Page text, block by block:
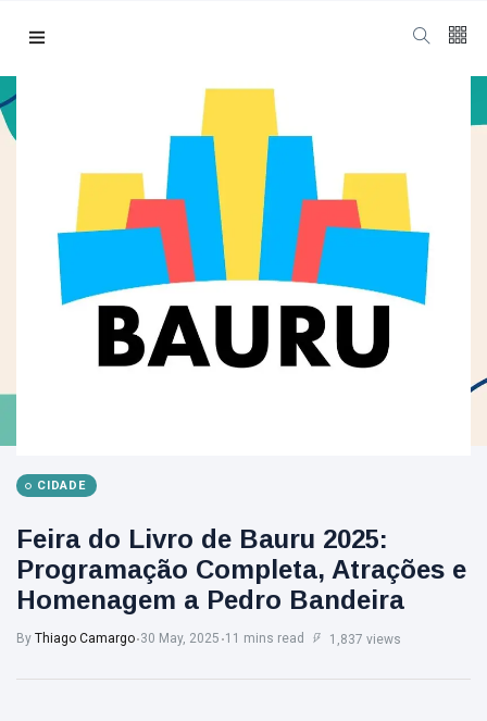
CIDADE
Feira do Livro de Bauru 2025:
Programação Completa, Atrações e
Homenagem a Pedro Bandeira
By Thiago Camargo 30 May, 2025 11 mins read 1,837 views